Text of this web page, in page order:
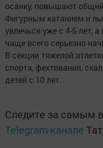
осанку, повышают
Фигурным катанием и
увлечься уже с 4-5 лет,
чаще всего серьезно
В секции тяжелой
спорта, фехтования,
детей с 10 лет.
Следите за самым
Telegram-канале